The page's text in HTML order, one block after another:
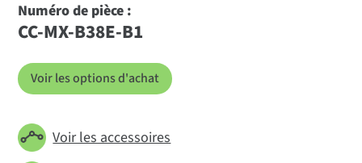
Numéro de pièce :
CC-MX-B38E-B1
Voir les options d'achat
Voir les accessoires